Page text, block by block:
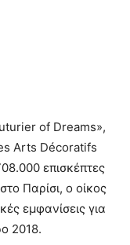
of Dreams»,
Arts Décoratifs
επισκέπτες
Παρίσι, ο οίκος
εμφανίσεις για
2018.